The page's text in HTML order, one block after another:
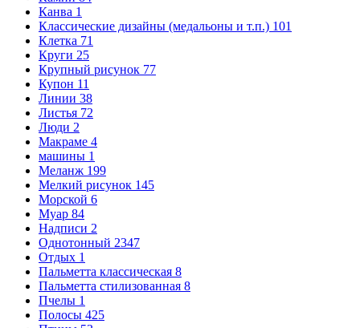
Канва 1
Классические дизайны (медальоны и т.п.) 101
Клетка 71
Круги 25
Крупный рисунок 77
Купон 11
Линии 38
Листья 72
Люди 2
Макраме 4
машины 1
Меланж 199
Мелкий рисунок 145
Морской 6
Муар 84
Надписи 2
Однотонный 2347
Отдых 1
Пальметта классическая 8
Пальметта стилизованная 8
Пчелы 1
Полосы 425